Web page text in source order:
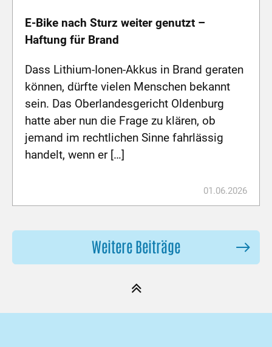
E-Bike nach Sturz weiter genutzt –
Haftung für Brand
Dass Lithium-Ionen-Akkus in Brand geraten
können, dürfte vielen Menschen bekannt
sein. Das Oberlandesgericht Oldenburg
hatte aber nun die Frage zu klären, ob
jemand im rechtlichen Sinne fahrlässig
handelt, wenn er […]
01.06.2026
Weitere Beiträge